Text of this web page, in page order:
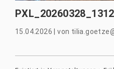
15.04.2026 |von